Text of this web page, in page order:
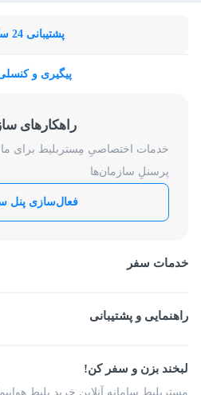
پشتیبانی 24 ساعته
پیگیری و
راهکارهای
خدمات اختصاصیِ مِستربلیط برای
پرسنلِ سازمان‌ها
فعال‌سازی پنل
خدمات سفر
بلیط قطار
راهنمایی و پشتیبانی
شرایط و مقررات
راهکار سازمانی
لبخند بزن و سفر کن!
مِستربلیط سامانه آنلاین خرید بلیط